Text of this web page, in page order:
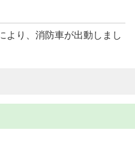
より、消防車が出動しまし